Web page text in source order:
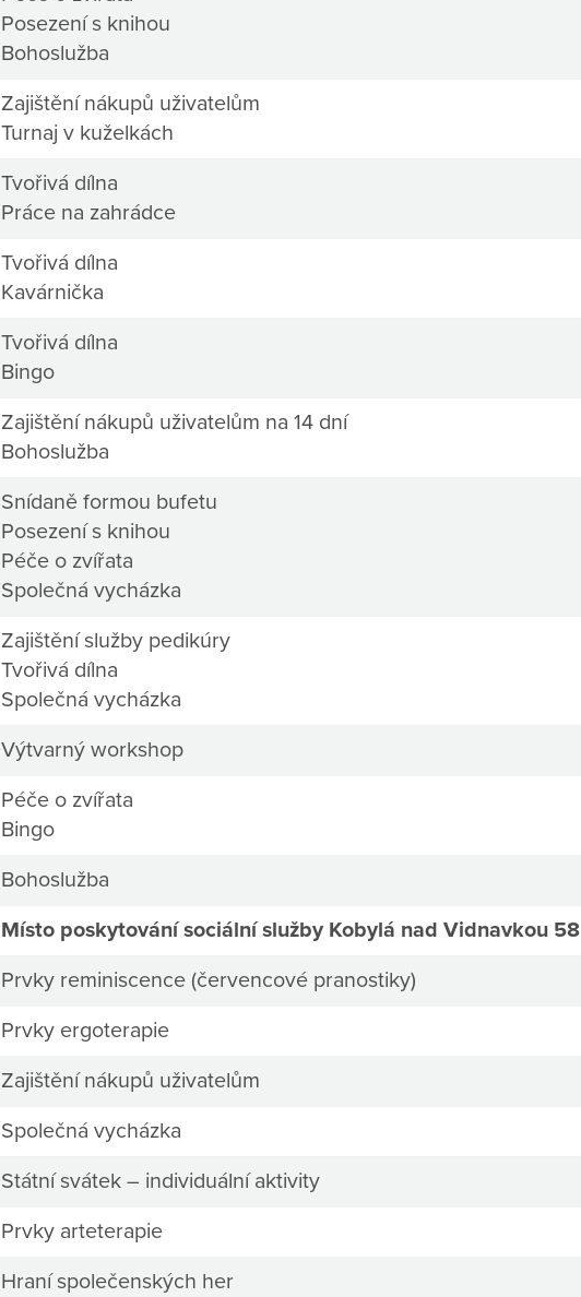
Posezení s knihou
Bohoslužba
Zajištění nákupů uživatelům
Turnaj v kuželkách
Tvořivá dílna
Práce na zahrádce
Tvořivá dílna
Kavárnička
Tvořivá dílna
Bingo
Zajištění nákupů uživatelům na 14 dní
Bohoslužba
Snídaně formou bufetu
Posezení s knihou
Péče o zvířata
Společná vycházka
Zajištění služby pedikúry
Tvořivá dílna
Společná vycházka
Výtvarný workshop
Péče o zvířata
Bingo
Bohoslužba
Místo poskytování sociální služby Kobylá nad Vidnavkou 58
Prvky reminiscence (červencové pranostiky)
Prvky ergoterapie
Zajištění nákupů uživatelům
Společná vycházka
Státní svátek – individuální aktivity
Prvky arteterapie
Hraní společenských her